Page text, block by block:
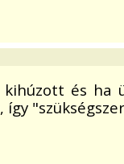
és ha